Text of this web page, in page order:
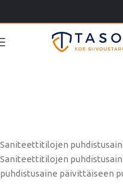
Saniteettitilojen
Saniteettitilojen
puhdistusaine päivittäiseen